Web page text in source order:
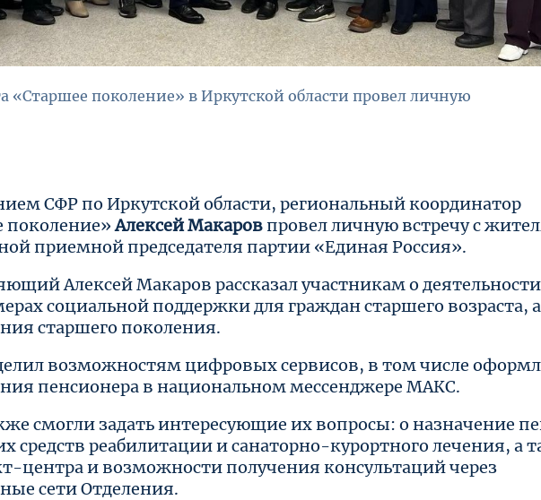
«Старшее поколение» в Иркутской области провел личную
СФР по Иркутской области, региональный координатор
поколение»Алексей Макаров провел личную встречу с
приемной председателя партии «Единая Россия».
Алексей Макаров рассказал участникам о деятельности
социальной поддержки для граждан старшего возраста,
старшего поколения.
возможностям цифровых сервисов, в том числе
пенсионера в национальном мессенджере МАКС.
смогли задать интересующие их вопросы: о назначение
средств реабилитации и санаторно-курортного лечения, а
центра и возможности получения консультаций через
сети Отделения.